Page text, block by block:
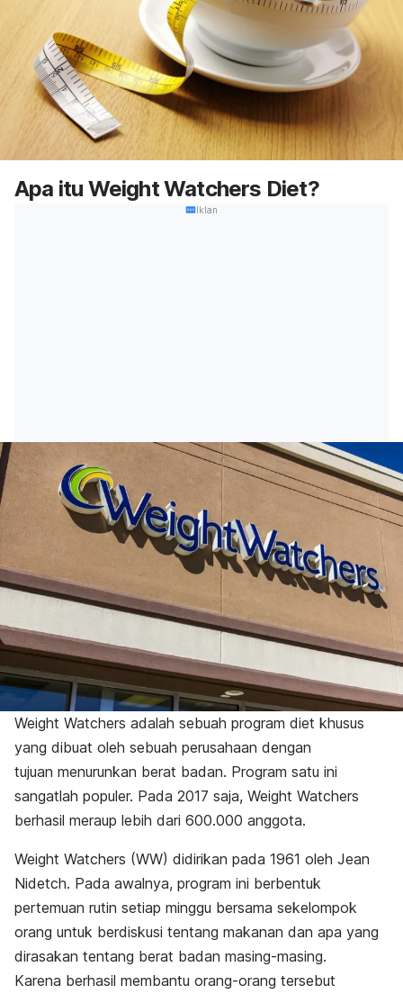
Apa itu Weight Watchers Diet?
Iklan
Weight Watchers adalah sebuah program diet khusus
yang dibuat oleh sebuah perusahaan dengan
tujuan menurunkan berat badan. Program satu ini
sangatlah populer. Pada 2017 saja, Weight Watchers
berhasil meraup lebih dari 600.000 anggota.
Weight Watchers (WW) didirikan pada 1961 oleh Jean
Nidetch. Pada awalnya, program ini berbentuk
pertemuan rutin setiap minggu bersama sekelompok
orang untuk berdiskusi tentang makanan dan apa yang
dirasakan tentang berat badan masing-masing.
Karena berhasil membantu orang-orang tersebut